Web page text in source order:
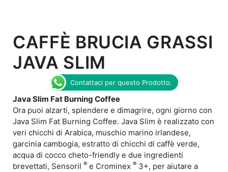
CAFFÈ BRUCIA GRASSI
JAVA SLIM
Contattaci per questo Prodotto.
Java Slim Fat Burning Coffee
Ora puoi alzarti, splendere e dimagrire, ogni giorno con
Java Slim Fat Burning Coffee. Java Slim è realizzato con
veri chicchi di Arabica, muschio marino irlandese,
garcinia cambogia, estratto di chicchi di caffè verde,
acqua di cocco cheto-friendly e due ingredienti
brevettati, Sensoril ® e Crominex ® 3+, per aiutare a